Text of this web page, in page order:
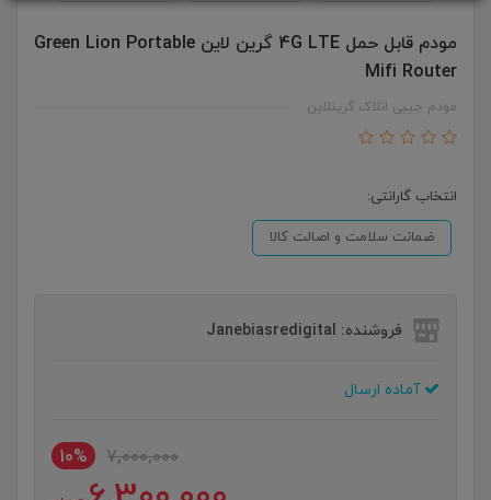
مودم قابل حمل 4G LTE گرین لاین Green Lion Portable
Mifi Router
مودم جیبی انلاک گرینلاین
انتخاب گارانتی:
ضمانت سلامت و اصالت کالا
فروشنده: Janebiasredigital
آماده ارسال
7,000,000
10%